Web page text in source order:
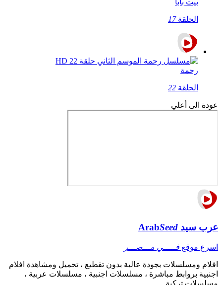
بيت بابا
الحلقة17
رحمة
الحلقة 22
عودة الى أعلي
عرب سيد ArabSeed
اسرع موقع فـــــي مـــصـــر
افلام ومسلسلات بجودة عالية بدون تقطيع ، تحميل ومشاهدة افلام
اجنبية بروابط مباشرة ، مسلسلات اجنبية ، مسلسلات عربية ،
مسلسلات تركية